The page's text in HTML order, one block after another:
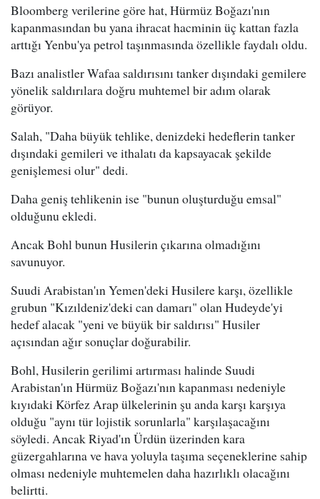
Bloomberg verilerine göre hat, Hürmüz Boğazı'nın
kapanmasından bu yana ihracat hacminin üç kattan fazla
arttığı Yenbu'ya petrol taşınmasında özellikle faydalı oldu.
Bazı analistler Wafaa saldırısını tanker dışındaki gemilere
yönelik saldırılara doğru muhtemel bir adım olarak
görüyor.
Salah, "Daha büyük tehlike, denizdeki hedeflerin tanker
dışındaki gemileri ve ithalatı da kapsayacak şekilde
genişlemesi olur" dedi.
Daha geniş tehlikenin ise "bunun oluşturduğu emsal"
olduğunu ekledi.
Ancak Bohl bunun Husilerin çıkarına olmadığını
savunuyor.
Suudi Arabistan'ın Yemen'deki Husilere karşı, özellikle
grubun "Kızıldeniz'deki can damarı" olan Hudeyde'yi
hedef alacak "yeni ve büyük bir saldırısı" Husiler
açısından ağır sonuçlar doğurabilir.
Bohl, Husilerin gerilimi artırması halinde Suudi
Arabistan'ın Hürmüz Boğazı'nın kapanması nedeniyle
kıyıdaki Körfez Arap ülkelerinin şu anda karşı karşıya
olduğu "aynı tür lojistik sorunlarla" karşılaşacağını
söyledi. Ancak Riyad'ın Ürdün üzerinden kara
güzergahlarına ve hava yoluyla taşıma seçeneklerine sahip
olması nedeniyle muhtemelen daha hazırlıklı olacağını
belirtti.